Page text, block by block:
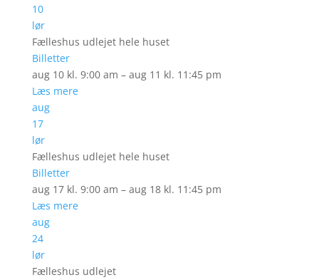
10
lør
Fælleshus udlejet hele huset
Billetter
aug 10 kl. 9:00 am – aug 11 kl. 11:45 pm
Læs mere
aug
17
lør
Fælleshus udlejet hele huset
Billetter
aug 17 kl. 9:00 am – aug 18 kl. 11:45 pm
Læs mere
aug
24
lør
Fælleshus udlejet